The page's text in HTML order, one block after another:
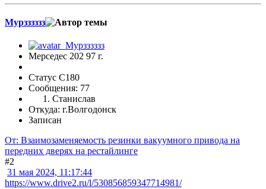
Мурзззззз
Мерседес 202 97 г.
Статус C180
Сообщения: 77
Станислав
Откуда: г.Волгодонск
Записан
От: Взаимозаменяемость резинки вакуумного привода на
передних дверях на рестайлинге
#2
31 мая 2024, 11:17:44
https://www.drive2.ru/l/530856859347714981/